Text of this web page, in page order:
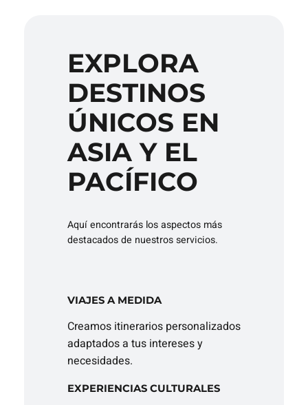
EXPLORA
DESTINOS
ÚNICOS EN
ASIA Y EL
PACÍFICO
Aquí encontrarás los aspectos más
destacados de nuestros servicios.
VIAJES A MEDIDA
Creamos itinerarios personalizados
adaptados a tus intereses y
necesidades.
EXPERIENCIAS CULTURALES